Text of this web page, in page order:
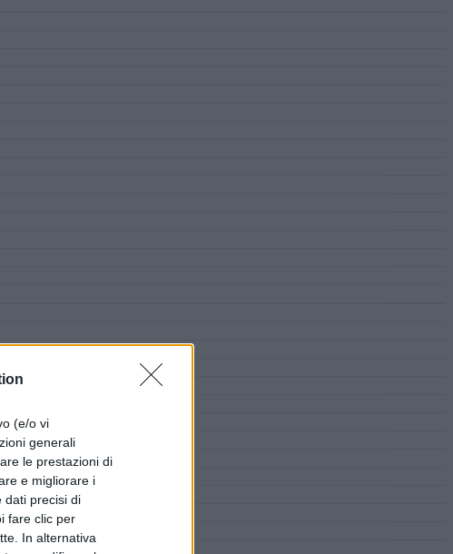
(e/o vi
generali
le prestazioni di
e migliorare i
dati precisi di
fare clic per
In alternativa